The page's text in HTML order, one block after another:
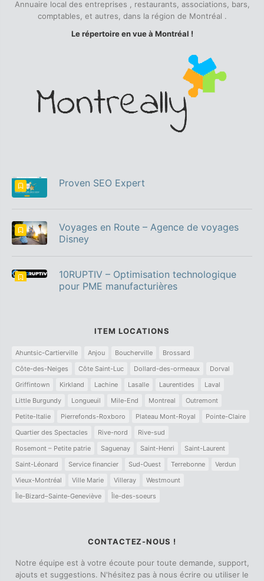
Annuaire local des entreprises , restaurants, associations, bars,
comptables, et autres, dans la région de Montréal .
Le répertoire en vue à Montréal !
Proven SEO Expert
Voyages en Route – Agence de voyages
Disney
10RUPTIV – Optimisation technologique
pour PME manufacturières
ITEM LOCATIONS
Ahuntsic-Cartierville Anjou Boucherville
Brossard
Côte-des-Neiges
Côte Saint-Luc Dollard-des-ormeaux
Dorval
Griffintown
Kirkland Lachine Lasalle Laurentides
Laval
Little Burgundy
Longueuil Mile-End Montreal
Outremont
Petite-Italie
Pierrefonds-Roxboro Plateau Mont-Royal
Pointe-Claire
Quartier des Spectacles
Rive-nord
Rive-sud
Rosemont – Petite patrie
Saguenay Saint-Henri
Saint-Laurent
Saint-Léonard
Service financier Sud-Ouest Terrebonne
Verdun
Vieux-Montréal
Ville Marie Villeray
Westmount
Île-Bizard–Sainte-Geneviève
Île-des-soeurs
CONTACTEZ-NOUS !
Notre équipe est à votre écoute pour toute demande, support,
ajouts et suggestions. N'hésitez pas à nous écrire ou utiliser le